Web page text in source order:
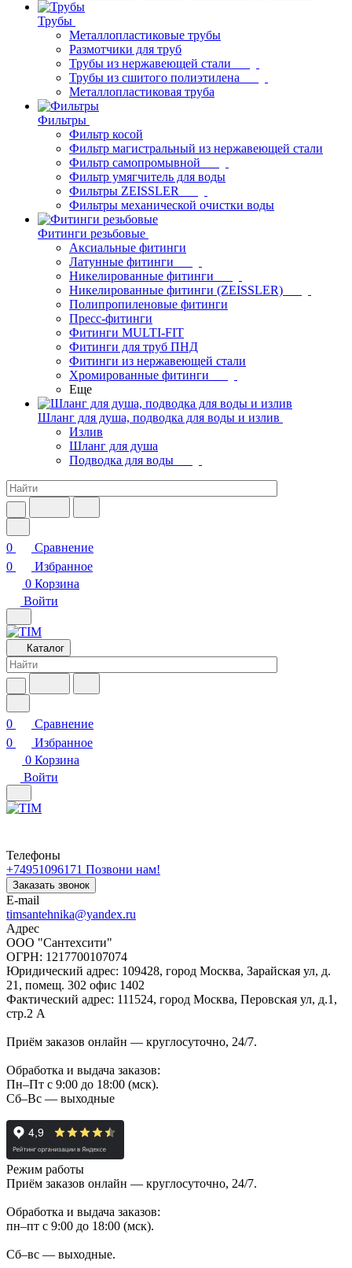
Трубы
Металлопластиковые трубы
Размотчики для труб
Трубы из нержавеющей стали
Трубы из сшитого полиэтилена
Металлопластиковая труба
Фильтры
Фильтр косой
Фильтр магистральный из нержавеющей стали
Фильтр самопромывной
Фильтр умягчитель для воды
Фильтры ZEISSLER
Фильтры механической очистки воды
Фитинги резьбовые
Аксиальные фитинги
Латунные фитинги
Никелированные фитинги
Никелированные фитинги (ZEISSLER)
Полипропиленовые фитинги
Пресс-фитинги
Фитинги MULTI-FIT
Фитинги для труб ПНД
Фитинги из нержавеющей стали
Хромированные фитинги
Еще
Шланг для душа, подводка для воды и излив
Излив
Шланг для душа
Подводка для воды
0
Сравнение
0
Избранное
0 Корзина
Войти
Каталог
0
Сравнение
0
Избранное
0 Корзина
Войти
Телефоны
+74951096171 Позвони нам!
Заказать звонок
E-mail
timsantehnika@yandex.ru
Адрес
ООО "Сантехсити"
ОГРН: 1217700107074
Юридический адрес: 109428, город Москва, Зарайская ул, д.
21, помещ. 302 офис 1402
Фактический адрес: 111524, город Москва, Перовская ул, д.1,
стр.2 А
Приём заказов онлайн — круглосуточно, 24/7.
Обработка и выдача заказов:
Пн–Пт с 9:00 до 18:00 (мск).
Сб–Вс — выходные
Режим работы
Приём заказов онлайн — круглосуточно, 24/7.
Обработка и выдача заказов:
пн–пт с 9:00 до 18:00 (мск).
Сб–вс — выходные.